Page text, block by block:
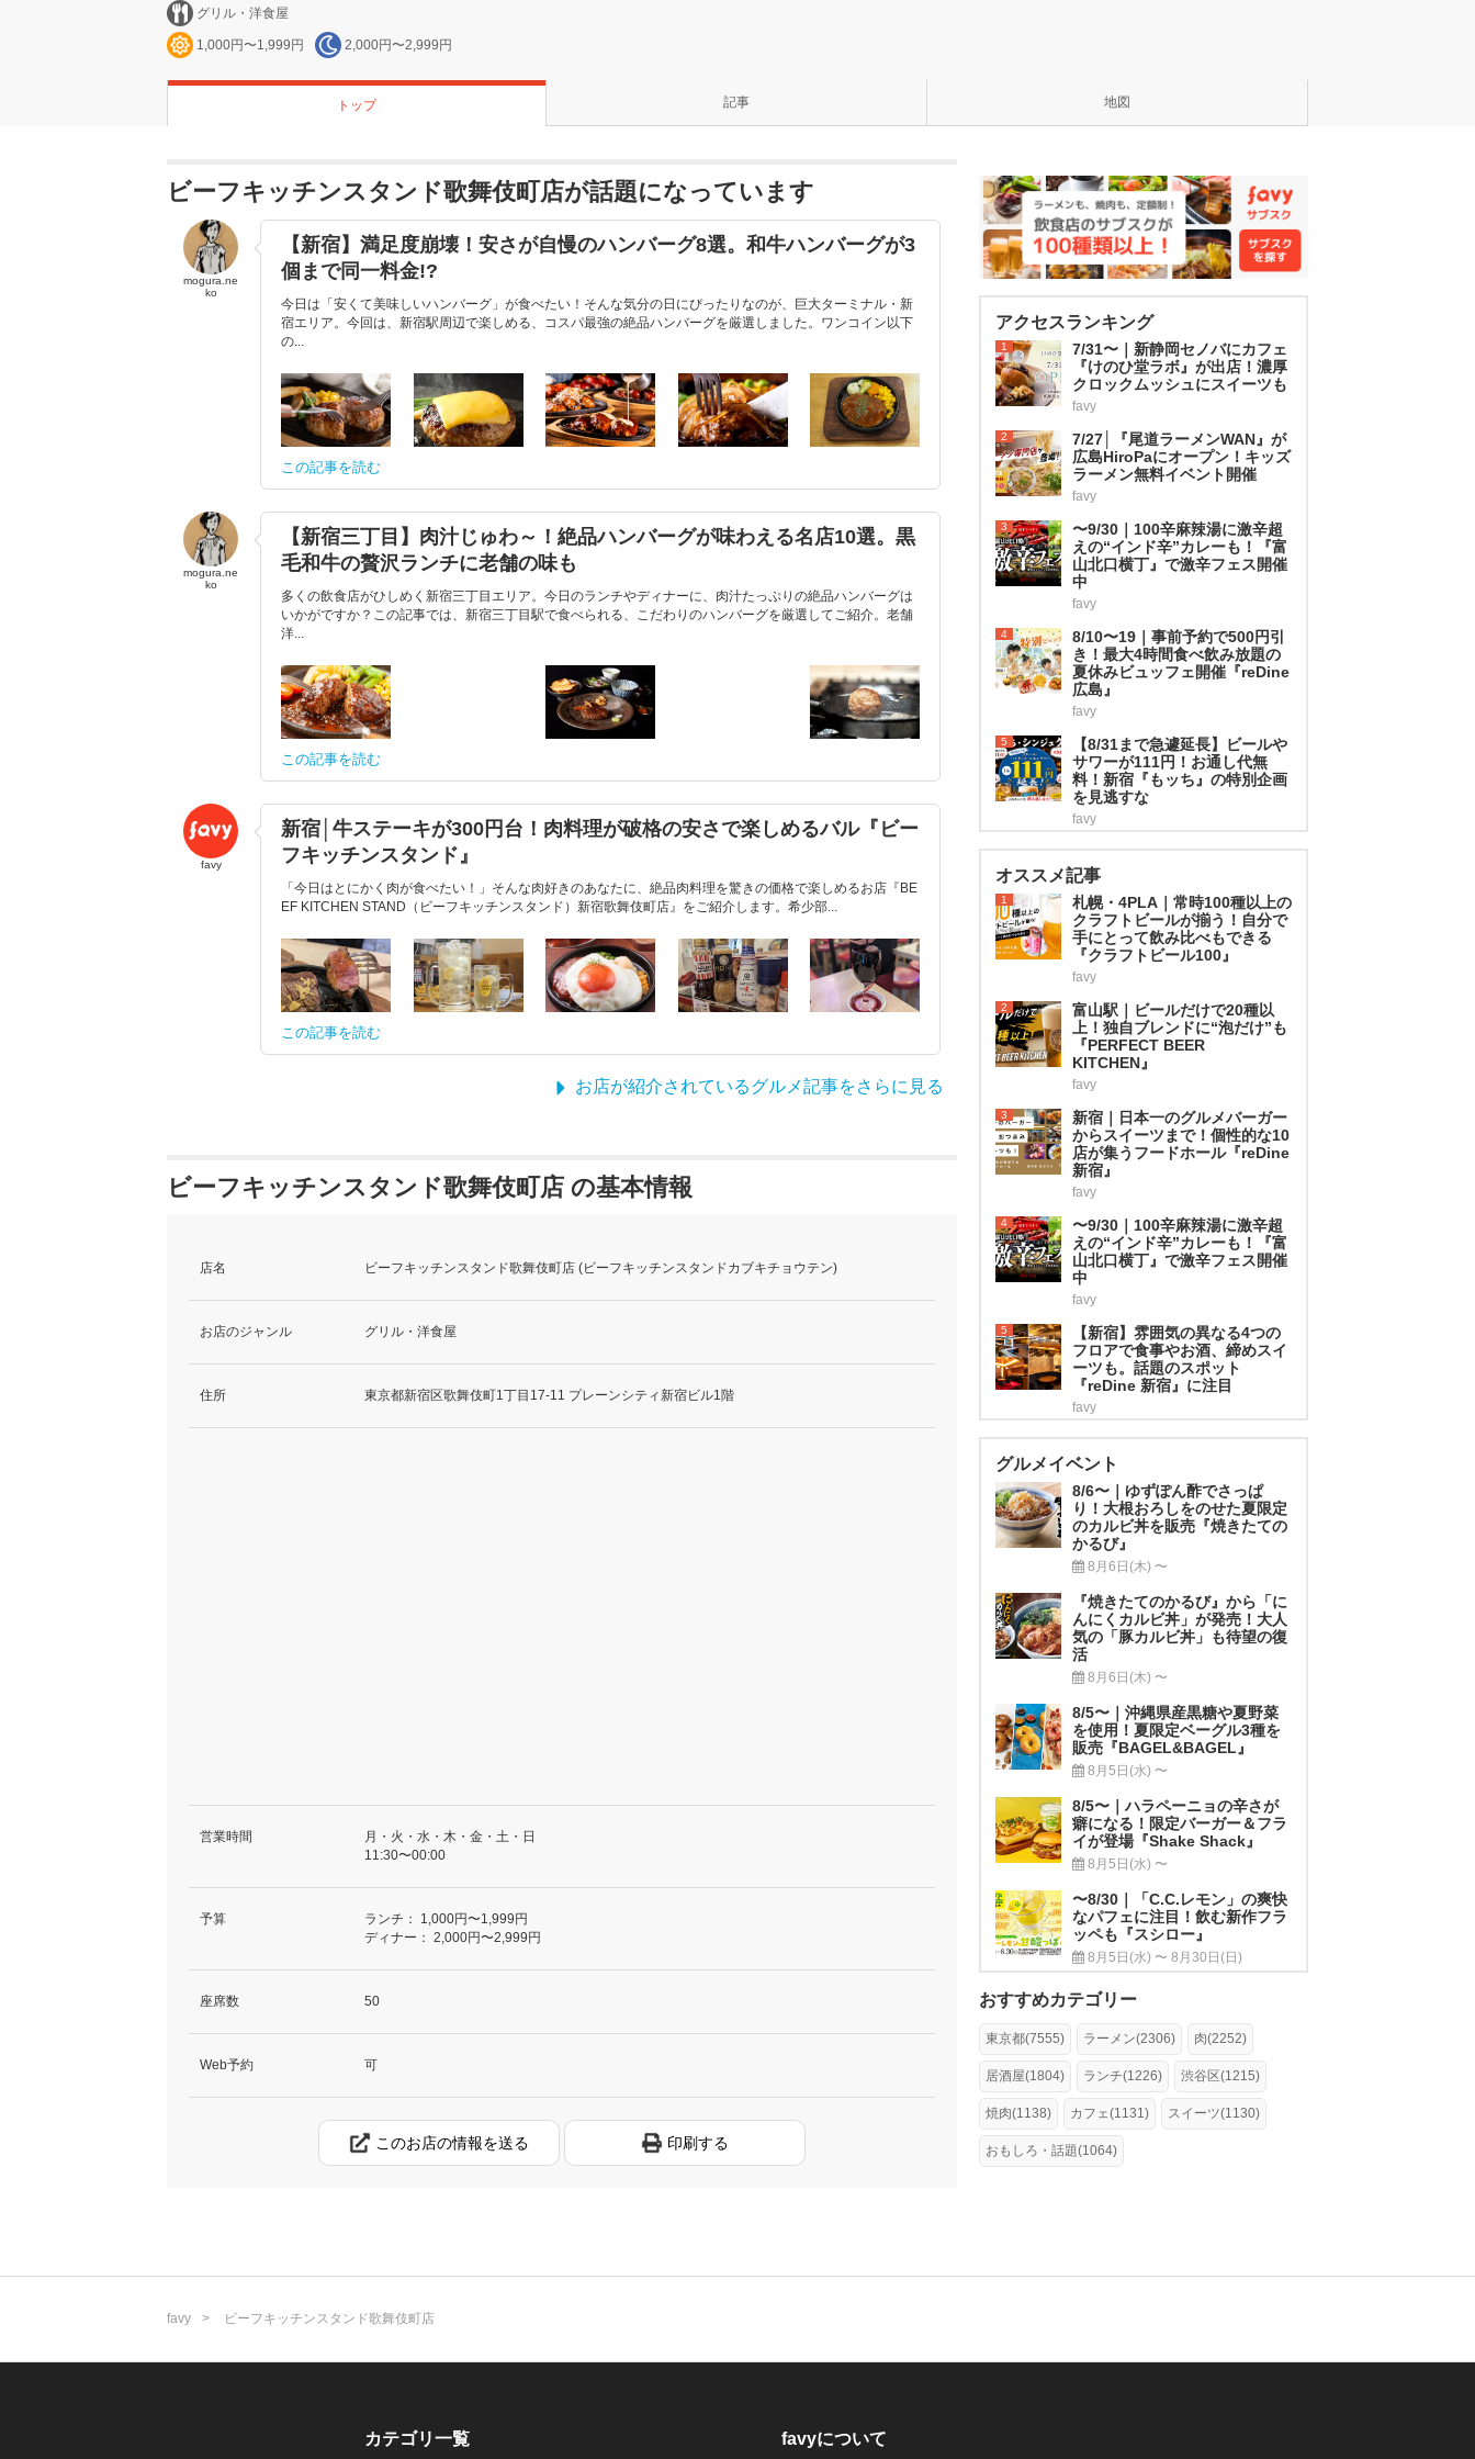
グリル・洋食屋
1,000円〜1,999円 2,000円〜2,999円
トップ 記事 地図
ビーフキッチンスタンド歌舞伎町店が話題になっています
mogura.ne
ko
【新宿】満足度崩壊！安さが自慢のハンバーグ8選。和牛ハンバーグが3
個まで同一料金!?
今日は「安くて美味しいハンバーグ」が食べたい！そんな気分の日にぴったりなのが、巨大ターミナル・新
宿エリア。今回は、新宿駅周辺で楽しめる、コスパ最強の絶品ハンバーグを厳選しました。ワンコイン以下
の...
この記事を読む
mogura.ne
ko
【新宿三丁目】肉汁じゅわ～！絶品ハンバーグが味わえる名店10選。黒
毛和牛の贅沢ランチに老舗の味も
多くの飲食店がひしめく新宿三丁目エリア。今日のランチやディナーに、肉汁たっぷりの絶品ハンバーグは
いかがですか？この記事では、新宿三丁目駅で食べられる、こだわりのハンバーグを厳選してご紹介。老舗
洋...
この記事を読む
favy
新宿│牛ステーキが300円台！肉料理が破格の安さで楽しめるバル『ビー
フキッチンスタンド』
「今日はとにかく肉が食べたい！」そんな肉好きのあなたに、絶品肉料理を驚きの価格で楽しめるお店『BE
EF KITCHEN STAND（ビーフキッチンスタンド）新宿歌舞伎町店』をご紹介します。希少部...
この記事を読む
お店が紹介されているグルメ記事をさらに見る
ビーフキッチンスタンド歌舞伎町店 の基本情報
店名 ビーフキッチンスタンド歌舞伎町店 (ビーフキッチンスタンドカブキチョウテン)
お店のジャンル グリル・洋食屋
住所 東京都新宿区歌舞伎町1丁目17-11 プレーンシティ新宿ビル1階
営業時間
月・火・水・木・金・土・日
11:30〜00:00
予算 ランチ：
1,000円〜1,999円
ディナー： 2,000円〜2,999円
座席数 50
Web予約 可
このお店の情報を送る 印刷する
アクセスランキング
1
7/31〜｜新静岡セノバにカフェ
『けのひ堂ラボ』が出店！濃厚
クロックムッシュにスイーツも
favy
2
7/27│『尾道ラーメンWAN』が
広島HiroPaにオープン！キッズ
ラーメン無料イベント開催
favy
3
〜9/30｜100辛麻辣湯に激辛超
えの“インド辛”カレーも！『富
山北口横丁』で激辛フェス開催
中
favy
4
8/10〜19｜事前予約で500円引
き！最大4時間食べ飲み放題の
夏休みビュッフェ開催『reDine
広島』
favy
5
【8/31まで急遽延長】ビールや
サワーが111円！お通し代無
料！新宿『もッち』の特別企画
を見逃すな
favy
オススメ記事
1
札幌・4PLA｜常時100種以上の
クラフトビールが揃う！自分で
手にとって飲み比べもできる
『クラフトビール100』
favy
2
富山駅｜ビールだけで20種以
上！独自ブレンドに“泡だけ”も
『PERFECT BEER
KITCHEN』
favy
3
新宿｜日本一のグルメバーガー
からスイーツまで！個性的な10
店が集うフードホール『reDine
新宿』
favy
4
〜9/30｜100辛麻辣湯に激辛超
えの“インド辛”カレーも！『富
山北口横丁』で激辛フェス開催
中
favy
5
【新宿】雰囲気の異なる4つの
フロアで食事やお酒、締めスイ
ーツも。話題のスポット
『reDine 新宿』に注目
favy
グルメイベント
8/6〜｜ゆずぽん酢でさっぱ
り！大根おろしをのせた夏限定
のカルビ丼を販売『焼きたての
かるび』
8月6日(木) 〜
『焼きたてのかるび』から「に
んにくカルビ丼」が発売！大人
気の「豚カルビ丼」も待望の復
活
8月6日(木) 〜
8/5〜｜沖縄県産黒糖や夏野菜
を使用！夏限定ベーグル3種を
販売『BAGEL&BAGEL』
8月5日(水) 〜
8/5〜｜ハラペーニョの辛さが
癖になる！限定バーガー＆フラ
イが登場『Shake Shack』
8月5日(水) 〜
〜8/30｜「C.C.レモン」の爽快
なパフェに注目！飲む新作フラ
ッペも『スシロー』
8月5日(水) 〜 8月30日(日)
おすすめカテゴリー
東京都(7555) ラーメン(2306) 肉(2252)
居酒屋(1804) ランチ(1226) 渋谷区(1215)
焼肉(1138) カフェ(1131) スイーツ(1130)
おもしろ・話題(1064)
favy ビーフキッチンスタンド歌舞伎町店
カテゴリ一覧 favyについて